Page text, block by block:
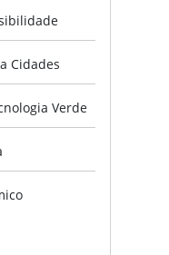
Cidades
Verde